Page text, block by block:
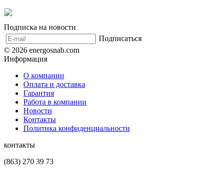
Подписка на новости
Подписаться
© 2026 energosnab.com
Информация
О компании
Оплата и доставка
Гарантия
Работа в компании
Новости
Контакты
Политика конфиденциальности
контакты
(863) 270 39 73